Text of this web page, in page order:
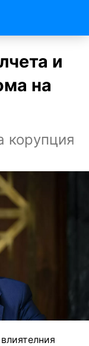
и
на
корупция